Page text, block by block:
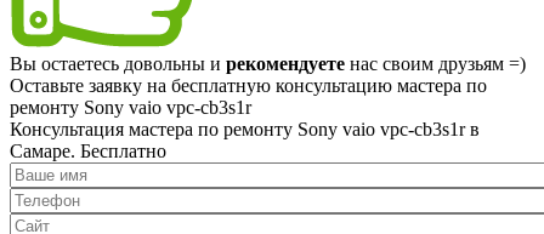
Вы остаетесь довольны и рекомендуете нас своим друзьям =)
Оставьте заявку на бесплатную консультацию мастера по
ремонту Sony vaio vpc-cb3s1r
Консультация мастера по ремонту Sony vaio vpc-cb3s1r в
Самаре. Бесплатно